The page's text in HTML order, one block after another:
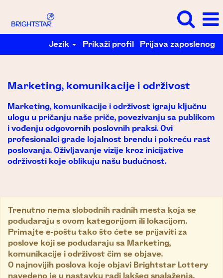
Jezik Prikaži profil Prijava zaposlenog
Marketing, komunikacije i održivost
Marketing, komunikacije i održivost igraju ključnu
ulogu u pričanju naše priče, povezivanju sa publikom
i vođenju odgovornih poslovnih praksi. Ovi
profesionalci grade lojalnost brendu i pokreću rast
poslovanja. Oživljavanje vizije kroz inicijative
održivosti koje oblikuju našu budućnost.
Trenutno nema slobodnih radnih mesta koja se
podudaraju s ovom kategorijom ili lokacijom.
Primajte e-poštu tako što ćete se prijaviti za
poslove koji se podudaraju sa Marketing,
komunikacije i održivost čim se objave.
0 najnovijih poslova koje objavi Brightstar Lottery
navedeno je u nastavku radi lakšeg snalaženja.